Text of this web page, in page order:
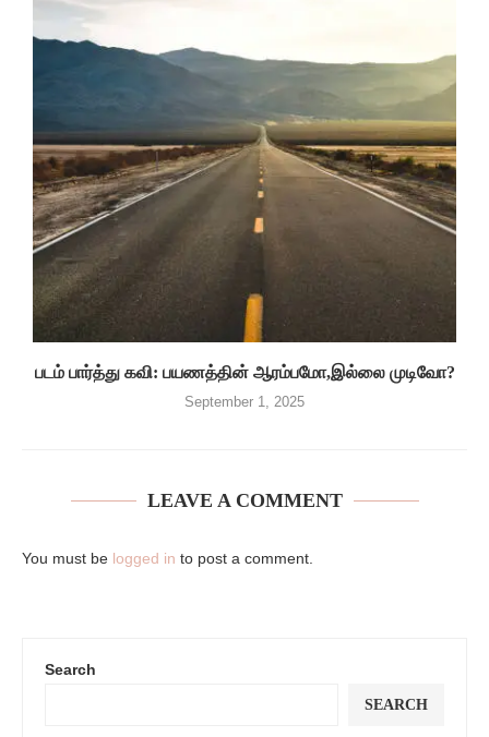
படம் பார்த்து கவி: பயணத்தின் ஆரம்பமோ,இல்லை முடிவோ?
September 1, 2025
LEAVE A COMMENT
You must be logged in to post a comment.
Search
SEARCH